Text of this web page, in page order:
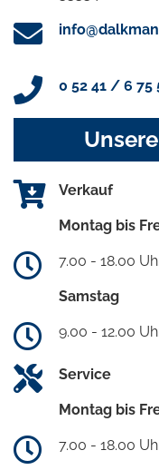
0 52 41 / 6 75
Verkauf
Montag bis
7.00 - 18.00
Samstag
9.00 - 12.00
Service
Montag bis
7.00 - 18.00